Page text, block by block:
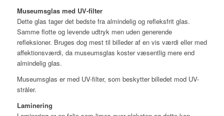
Museumsglas med UV-filter
Dette glas tager det bedste fra almindelig og refleksfrit glas.
Samme flotte og levende udtryk men uden generende
refleksioner. Bruges dog mest til billeder af en vis værdi eller med
affektionsværdi, da museumsglas koster væsentlig mere end
almindelig glas.
Museumsglas er med UV-filter, som beskytter billedet mod UV-
stråler.
Laminering